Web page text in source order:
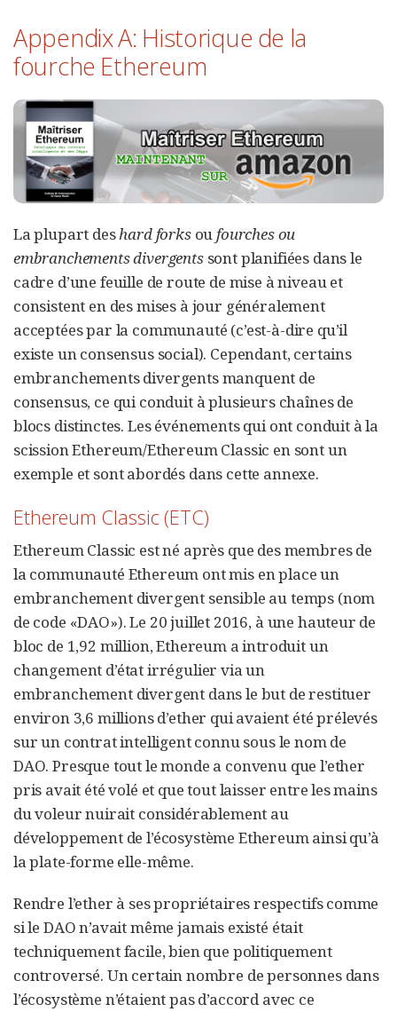
Appendix A: Historique de la
fourche Ethereum
La plupart deshard forksoufourches ou
embranchements divergentssont planifiées dans le
cadre d’une feuille de route de mise à niveau et
consistent en des mises à jour généralement
acceptées par la communauté (c’est-à-dire qu’il
existe un consensus social). Cependant, certains
embranchements divergents manquent de
consensus, ce qui conduit à plusieurs chaînes de
blocs distinctes. Les événements qui ont conduit à la
scission Ethereum/Ethereum Classic en sont un
exemple et sont abordés dans cette annexe.
Ethereum Classic (ETC)
Ethereum Classic est né après que des membres de
la communauté Ethereum ont mis en place un
embranchement divergent sensible au temps (nom
de code «DAO»). Le 20 juillet 2016, à une hauteur de
bloc de 1,92 million, Ethereum a introduit un
changement d’état irrégulier via un
embranchement divergent dans le but de restituer
environ 3,6 millions d’ether qui avaient été prélevés
sur un contrat intelligent connu sous le nom de
DAO. Presque tout le monde a convenu que l’ether
pris avait été volé et que tout laisser entre les mains
du voleur nuirait considérablement au
développement de l’écosystème Ethereum ainsi qu’à
la plate-forme elle-même.
Rendre l’ether à ses propriétaires respectifs comme
si le DAO n’avait même jamais existé était
techniquement facile, bien que politiquement
controversé. Un certain nombre de personnes dans
l’écosystème n’étaient pas d’accord avec ce